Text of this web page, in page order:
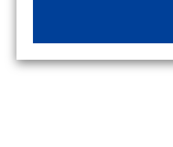
button on this banner or